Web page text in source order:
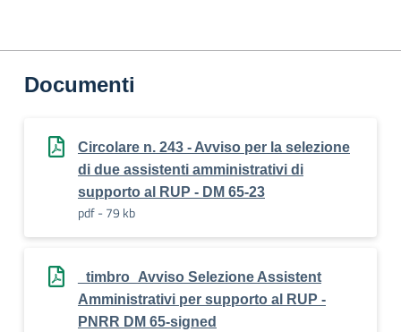
Documenti
Circolare n. 243 - Avviso per la selezione
di due assistenti amministrativi di
supporto al RUP - DM 65-23
pdf - 79 kb
_timbro_Avviso Selezione Assistent
Amministrativi per supporto al RUP -
PNRR DM 65-signed